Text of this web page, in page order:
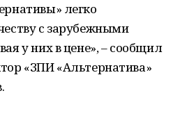
легко
с зарубежными
у них в цене», – сообщил
«ЗПИ «Альтернатива»